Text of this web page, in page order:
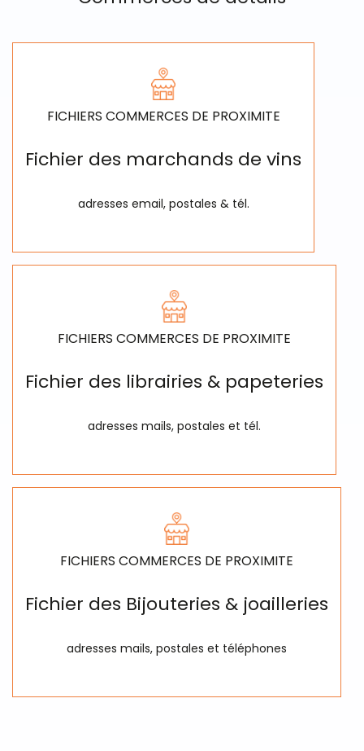
FICHIERS COMMERCES DE PROXIMITE
Fichier des marchands de vins
adresses email, postales & tél.
FICHIERS COMMERCES DE PROXIMITE
Fichier des librairies & papeteries
adresses mails, postales et tél.
FICHIERS COMMERCES DE PROXIMITE
Fichier des Bijouteries & joailleries
adresses mails, postales et téléphones